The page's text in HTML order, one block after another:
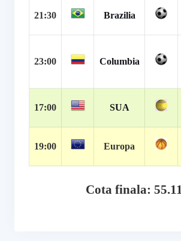
21:30 Brazilia
23:00 Columbia
17:00 SUA
19:00 Europa
Cota finala: 55.11